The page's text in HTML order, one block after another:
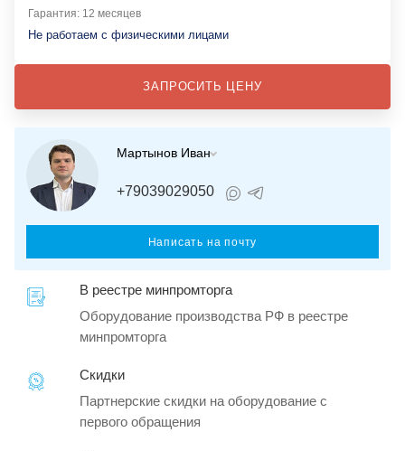
Гарантия: 12 месяцев
Не работаем с физическими лицами
ЗАПРОСИТЬ ЦЕНУ
Мартынов Иван
+79039029050
Написать на почту
В реестре минпромторга
Оборудование производства РФ в реестре
минпромторга
Скидки
Партнерские скидки на оборудование с
первого обращения